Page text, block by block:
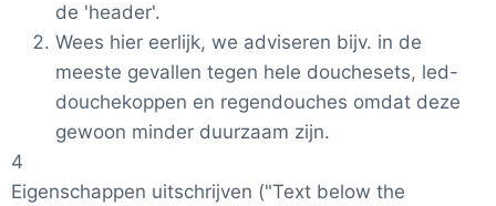
de 'header'.
Wees hier eerlijk, we adviseren bijv. in de
meeste gevallen tegen hele douchesets, led-
douchekoppen en regendouches omdat deze
gewoon minder duurzaam zijn.
4
Eigenschappen uitschrijven ("Text below the